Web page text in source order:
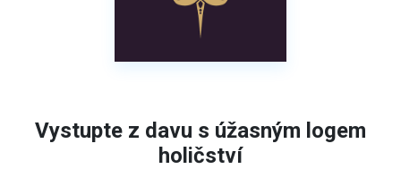
Vystupte z davu s úžasným logem
holičství